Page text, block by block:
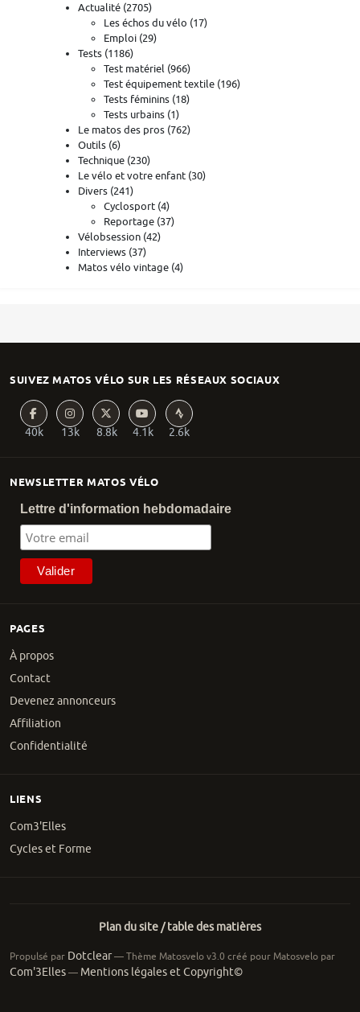
Actualité (2705)
Les échos du vélo (17)
Emploi (29)
Tests (1186)
Test matériel (966)
Test équipement textile (196)
Tests féminins (18)
Tests urbains (1)
Le matos des pros (762)
Outils (6)
Technique (230)
Le vélo et votre enfant (30)
Divers (241)
Cyclosport (4)
Reportage (37)
Vélobsession (42)
Interviews (37)
Matos vélo vintage (4)
PAGES
À propos
Contact
Devenez annonceurs
Affiliation
Confidentialité
NEWSLETTER MATOS VÉLO
Lettre d'information hebdomadaire
SUIVEZ MATOS VÉLO SUR LES RÉSEAUX SOCIAUX
40k 13k 8.8k 4.1k 2.6k
LIENS
Com3'Elles
Cycles et Forme
Plan du site / table des matières
Propulsé par Dotclear— Thème Matosvelo v3.0 créé pour Matosvelo par
Com'3Elles— Mentions légales et Copyright©